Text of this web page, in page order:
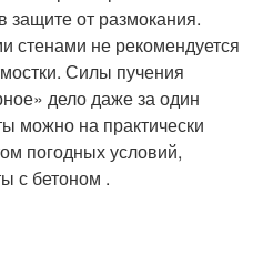
защите от размокания.
не рекомендуется
Силы пучения
дело даже за один
можно на практически
погодных условий,
с бетоном .